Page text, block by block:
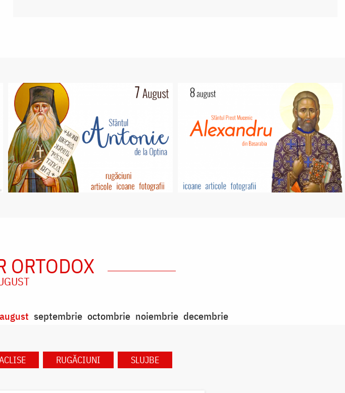
ORTODOX
august septembrie octombrie noiembrie decembrie
RUGĂCIUNI SLUJBE